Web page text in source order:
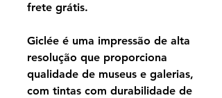
frete grátis.
Giclée é uma impressão de alta
resolução que proporciona
qualidade de museus e galerias,
com tintas com durabilidade de